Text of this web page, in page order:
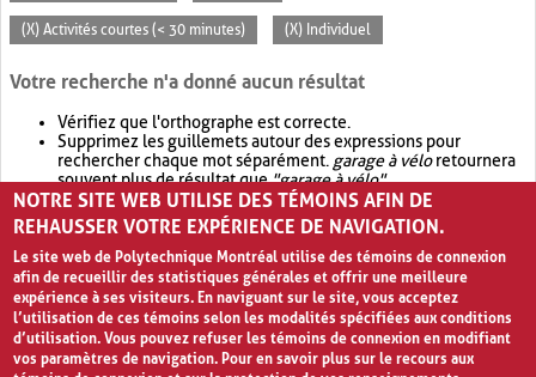
(X) Activités courtes (< 30 minutes) (X) Individuel
Votre recherche n'a donné aucun résultat
Vérifiez que l'orthographe est correcte.
Supprimez les guillemets autour des expressions pour
rechercher chaque mot séparément. garage à véloretournera
souvent plus de résultat que"garage à vélo".
Envisagez d'élargir votre recherche avec OR.garage OR vélo
retournera souvent plus de résultat quegarage à vélo
NOTRE SITE WEB UTILISE DES TÉMOINS AFIN DE
REHAUSSER VOTRE EXPÉRIENCE DE NAVIGATION.
Le site web de Polytechnique Montréal utilise des témoins de connexion
afin de recueillir des statistiques générales et offrir une meilleure
expérience à ses visiteurs. En naviguant sur le site, vous acceptez
l’utilisation de ces témoins selon les modalités spécifiées aux conditions
d’utilisation. Vous pouvez refuser les témoins de connexion en modifiant
vos paramètres de navigation. Pour en savoir plus sur le recours aux